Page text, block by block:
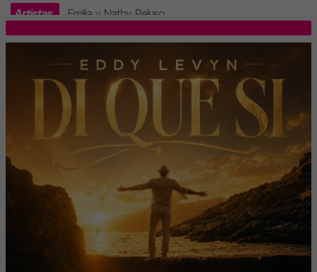
Artistas Emilia y Nathy Peluso